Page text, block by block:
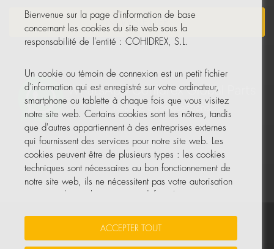
NEWSLETTER
Vos données sont sécurisées • Protection des données
Bienvenue sur la page d'information de base
concernant les cookies du site web sous la
responsabilité de l'entité : COHIDREX, S.L.
Un cookie ou témoin de connexion est un petit fichier
d'information qui est enregistré sur votre ordinateur,
smartphone ou tablette à chaque fois que vous visitez
notre site web. Certains cookies sont les nôtres, tandis
que d'autres appartiennent à des entreprises externes
qui fournissent des services pour notre site web. Les
cookies peuvent être de plusieurs types : les cookies
techniques sont nécessaires au bon fonctionnement de
notre site web, ils ne nécessitent pas votre autorisation
ACCEPTER TOUT